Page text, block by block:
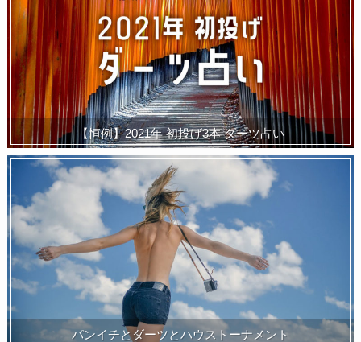
【恒例】2021年 初投げ3本 ダーツ占い
パンイチとダーツとハウストーナメント